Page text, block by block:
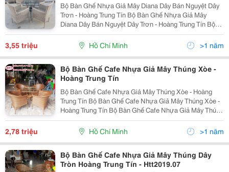
Bộ Bàn Ghế Nhựa Giả Mây Diana Dây Bán Nguyệt Dây
Trơn - Hoàng Trung Tín Bộ Bàn Ghế Nhựa Giả Mây
Diana Dây Bán Nguyệt Dây Trơn - Hoàng Trung Tín Bộ
Bàn Ghế Nhựa Giả Mây Diana Dây Bán Nguyệt Dây
Trơn - Hoàng Trung Tín Bộ Bàn Ghế Nhựa Giả Mây D
3,55 triệu Hồ Chí Minh >1 năm
Bộ Bàn Ghế Cafe Nhựa Giả Mây Thúng Xòe -
Hoàng Trung Tín
Bộ Bàn Ghế Cafe Nhựa Giả Mây Thúng Xòe - Hoàng
Trung Tín Bộ Bàn Ghế Cafe Nhựa Giả Mây Thúng Xòe -
Hoàng Trung Tín Bộ Bàn Ghế Cafe Nhựa Giả Mây Thúng
Xòe - Hoàng Trung Tín Bộ Bàn Ghế Cafe Nhựa Giả Mây
2,78 triệu Hồ Chí Minh >1 năm
Bộ Bàn Ghế Cafe Nhựa Giả Mây Thúng Dây
Tròn Hoàng Trung Tín - Htt2019.07